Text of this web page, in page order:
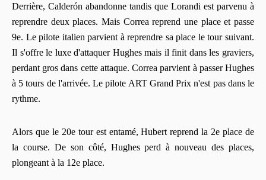
Derrière, Calderón abandonne tandis que Lorandi est parvenu à
reprendre deux places. Mais Correa reprend une place et passe
9e. Le pilote italien parvient à reprendre sa place le tour suivant.
Il s'offre le luxe d'attaquer Hughes mais il finit dans les graviers,
perdant gros dans cette attaque. Correa parvient à passer Hughes
à 5 tours de l'arrivée. Le pilote ART Grand Prix n'est pas dans le
rythme.
Alors que le 20e tour est entamé, Hubert reprend la 2e place de
la course. De son côté, Hughes perd à nouveau des places,
plongeant à la 12e place.